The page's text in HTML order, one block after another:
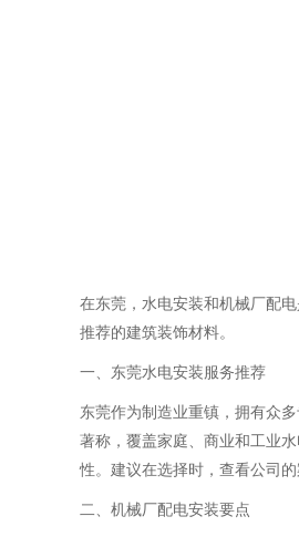
在东莞，水电安装和机械厂配
推荐的建筑装饰材料。
一、东莞水电安装服务推荐
东莞作为制造业重镇，拥有众
著称，覆盖家庭、商业和工业
性。建议在选择时，查看公司
二、机械厂配电安装要点